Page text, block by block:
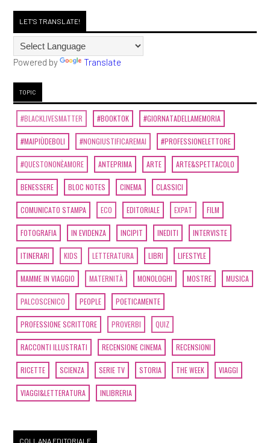
LET'S TRANSLATE!
Powered by Translate
TOPIC
#BLACKLIVESMATTER #BOOKTOK #GIORNATADELLAMEMORIA
#MAIPIÙDEBOLI #NONGIUSTIFICAREMAI #PROFESSIONELETTORE
#QUESTONONÈAMORE ANTEPRIMA ARTE ARTE&SPETTACOLO
BENESSERE BLOC NOTES CINEMA CLASSICI
COMUNICATO STAMPA ECO EDITORIALE EXPAT FILM
FOTOGRAFIA IN EVIDENZA INCIPIT INEDITI INTERVISTE
ITINERARI KIDS LETTERATURA LIBRI LIFESTYLE
MAMME IN VIAGGIO MATERNITÀ MONOLOGHI MOSTRE MUSICA
PALCOSCENICO PEOPLE POETICAMENTE
PROFESSIONE SCRITTORE PROVERBI QUIZ
RACCONTI ILLUSTRATI RECENSIONE CINEMA RECENSIONI
RICETTE SCIENZA SERIE TV STORIA THE WEEK VIAGGI
VIAGGI&LETTERATURA INLIBRERIA
COLLANA EDITORIALE